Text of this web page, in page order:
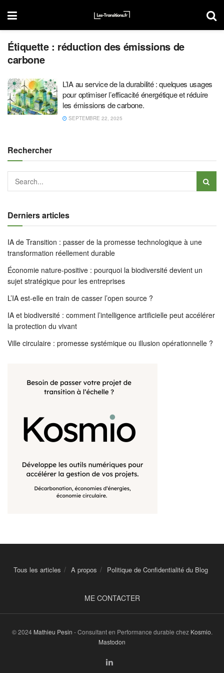
Étiquette : réduction des émissions de
carbone
L’IA au service de la durabilité : quelques usages
pour optimiser l’efficacité énergétique et réduire
les émissions de carbone.
SEPTEMBRE 22, 2025
Rechercher
Derniers articles
IA de Transition : passer de la promesse technologique à une
transformation réellement durable
Économie nature-positive : pourquoi la biodiversité devient un
sujet stratégique pour les entreprises
L’IA est-elle en train de casser l’open source ?
IA et biodiversité : comment l’intelligence artificielle peut accélérer
la protection du vivant
Ville circulaire : promesse systémique ou illusion opérationnelle ?
Tous les articles A propos Politique de Confidentialité du Blog
ME CONTACTER
© 2024 Mathieu Pesin - Consultant en Performance durable chez Kosmio.
Mastodon